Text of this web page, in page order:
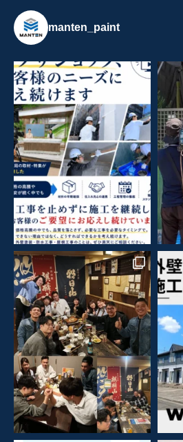
manten_paint